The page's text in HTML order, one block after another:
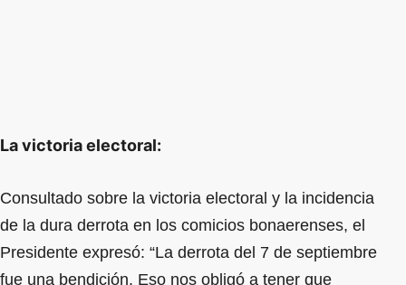
La victoria electoral:
Consultado sobre la victoria electoral y la incidencia
de la dura derrota en los comicios bonaerenses, el
Presidente expresó: “La derrota del 7 de septiembre
fue una bendición. Eso nos obligó a tener que